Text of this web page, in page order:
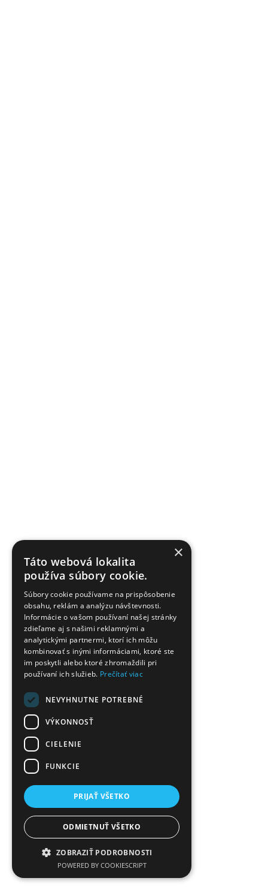
×
Táto webová lokalita
používa súbory cookie.
Súbory cookie používame na prispôsobenie
obsahu, reklám a analýzu návštevnosti.
Informácie o vašom používaní našej stránky
zdieľame aj s našimi reklamnými a
analytickými partnermi, ktorí ich môžu
kombinovať s inými informáciami, ktoré ste
im poskytli alebo ktoré zhromaždili pri
používaní ich služieb. Prečítať viac
NEVYHNUTNE POTREBNÉ
VÝKONNOSŤ
CIELENIE
FUNKCIE
PRIJAŤ VŠETKO
ODMIETNUŤ VŠETKO
ZOBRAZIŤ PODROBNOSTI
POWERED BY COOKIESCRIPT